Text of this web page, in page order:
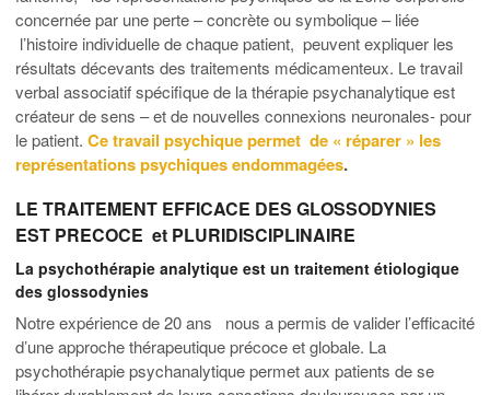
concernée par une perte – concrète ou symbolique – liée
l’histoire individuelle de chaque patient, peuvent expliquer les
résultats décevants des traitements médicamenteux. Le travail
verbal associatif spécifique de la thérapie psychanalytique est
créateur de sens – et de nouvelles connexions neuronales- pour
le patient. Ce travail psychique permet de « réparer » les
représentations psychiques endommagées.
LE TRAITEMENT EFFICACE DES GLOSSODYNIES
EST PRECOCE et PLURIDISCIPLINAIRE
La psychothérapie analytique est un traitement étiologique
des glossodynies
Notre expérience de 20 ans nous a permis de valider l’efficacité
d’une approche thérapeutique précoce et globale. La
psychothérapie psychanalytique permet aux patients de se